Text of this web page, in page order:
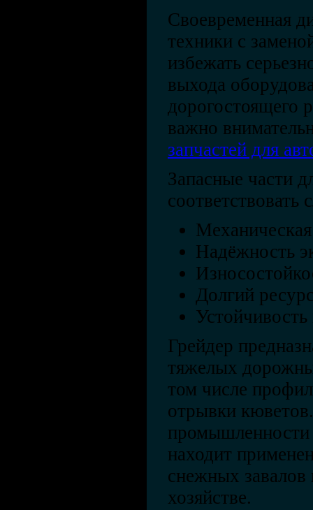
Своевременная
техники с
избежать
выхода
дорогостоящего
важно
запчастей для
Запасные части
Надёжность
Долгий
Грейдер
тяжелых
том числе
отрывки
промышленности
находит
снежных
хозяйстве.